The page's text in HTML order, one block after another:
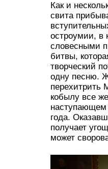
Как и
свита
остроумии, в
словесными
битвы,
творческий
одну песню.
перехитрить
кобылу все
наступающем
года.
получает
может